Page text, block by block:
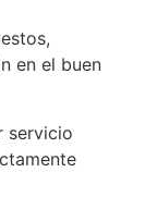
en el buen
servicio